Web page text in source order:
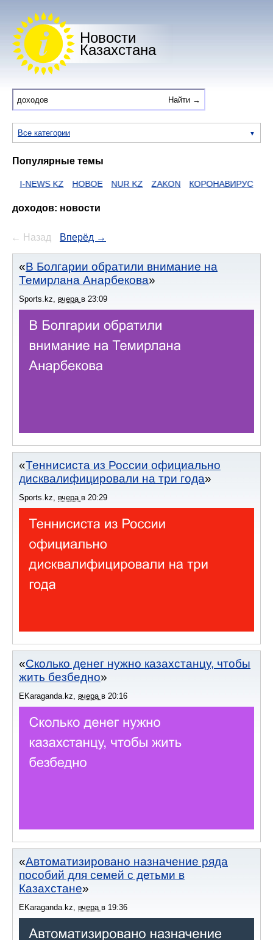
Новости
Казахстана
Все категории
Популярные темы
KZ НОВОЕ NUR KZ ZAKON КОРОНАВИРУС HTTPS
доходов: новости
← Назад Вперёд →
В Болгарии обратили внимание на
Темирлана Анарбекова
Sports.kz, вчера в 23:09
Теннисиста из России официально
дисквалифицировали на три года
Sports.kz вчера в 20:29
Сколько денег нужно казахстанцу, чтобы
жить безбедно
EKaraganda.kz вчера в 20:16
Автоматизировано назначение ряда
пособий для семей с детьми в
Казахстане
EKaraganda.kz, вчера в 19:36